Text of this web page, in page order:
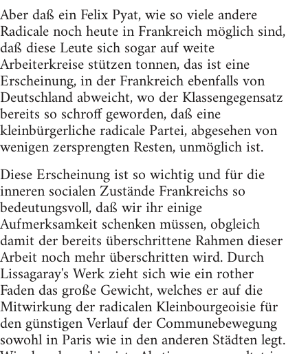
Aber daß ein Felix Pyat, wie so viele andere
Radicale noch heute in Frankreich möglich sind,
daß diese Leute sich sogar auf weite
Arbeiterkreise stützen tonnen, das ist eine
Erscheinung, in der Frankreich ebenfalls von
Deutschland abweicht, wo der Klassengegensatz
bereits so schroff geworden, daß eine
kleinbürgerliche radicale Partei, abgesehen von
wenigen zersprengten Resten, unmöglich ist.
Diese Erscheinung ist so wichtig und für die
inneren socialen Zustände Frankreichs so
bedeutungsvoll, daß wir ihr einige
Aufmerksamkeit schenken müssen, obgleich
damit der bereits überschrittene Rahmen dieser
Arbeit noch mehr überschritten wird. Durch
Lissagaray's Werk zieht sich wie ein rother
Faden das große Gewicht, welches er auf die
Mitwirkung der radicalen Kleinbourgeoisie für
den günstigen Verlauf der Communebewegung
sowohl in Paris wie in den anderen Städten legt.